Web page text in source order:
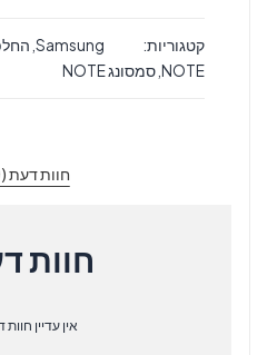
Samsung
Galaxy
קטגוריות: Samsung
NOTE סמסונג NOTE
חוות דעת (0)
חוות
אין עדיין